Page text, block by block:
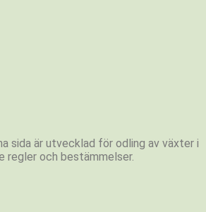
sida är utvecklad för odling av växter i
regler och bestämmelser.